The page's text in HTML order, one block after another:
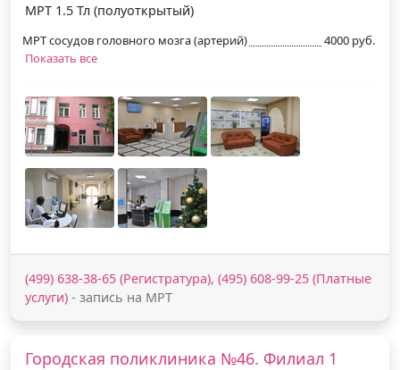
МРТ 1.5 Тл (полуоткрытый)
МРТ сосудов головного мозга (артерий)
4000 руб.
Показать все
(499) 638-38-65 (Регистратура), (495) 608-99-25 (Платные
услуги) - запись на МРТ
Городская поликлиника №46. Филиал 1